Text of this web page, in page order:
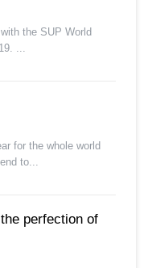
the SUP World
...
for the whole world
to...
perfection of